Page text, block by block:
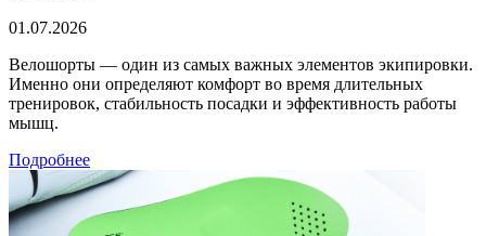
01.07.2026
Велошорты — один из самых важных элементов экипировки.
Именно они определяют комфорт во время длительных
тренировок, стабильность посадки и эффективность работы
мышц.
Подробнее